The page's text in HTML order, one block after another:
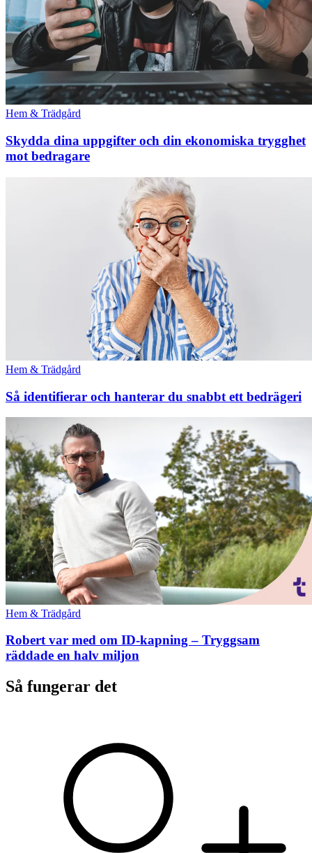
Hem & Trädgård
Skydda dina uppgifter och din ekonomiska trygghet
mot bedragare
Hem & Trädgård
Så identifierar och hanterar du snabbt ett bedrägeri
Hem & Trädgård
Robert var med om ID-kapning – Tryggsam
räddade en halv miljon
Så fungerar det